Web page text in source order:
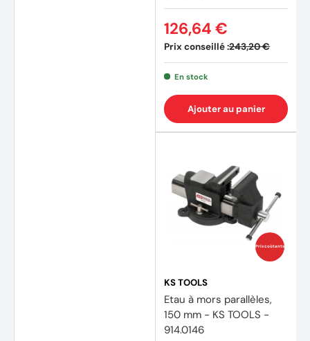
Prix conseillé :243,20 €
126,64 €
En stock
Ajouter au panier
Prix coûtants
KS TOOLS
Etau à mors parallèles,
150 mm - KS TOOLS -
914.0146